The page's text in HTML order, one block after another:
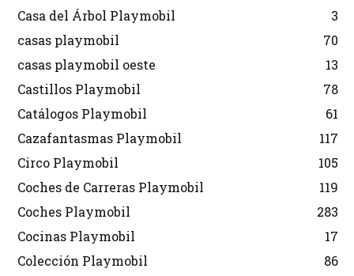
Casa del Árbol Playmobil
3
casas playmobil
70
casas playmobil oeste
13
Castillos Playmobil
78
Catálogos Playmobil
61
Cazafantasmas Playmobil
117
Circo Playmobil
105
Coches de Carreras Playmobil
119
Coches Playmobil
283
Cocinas Playmobil
17
Colección Playmobil
86